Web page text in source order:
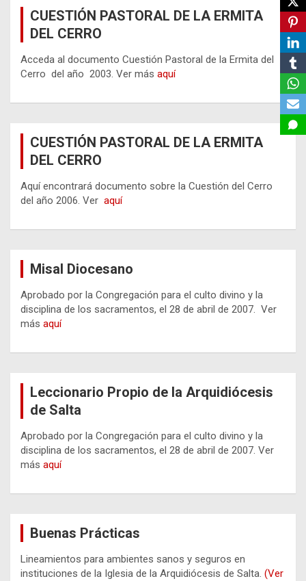
CUESTIÓN PASTORAL DE LA ERMITA
DEL CERRO
Acceda al documento Cuestión Pastoral de la Ermita del
Cerro del año 2003. Ver más aquí
CUESTIÓN PASTORAL DE LA ERMITA
DEL CERRO
Aquí encontrará documento sobre la Cuestión del Cerro
del año 2006. Ver aquí
Misal Diocesano
Aprobado por la Congregación para el culto divino y la
disciplina de los sacramentos, el 28 de abril de 2007. Ver
más aquí
Leccionario Propio de la Arquidiócesis
de Salta
Aprobado por la Congregación para el culto divino y la
disciplina de los sacramentos, el 28 de abril de 2007. Ver
más aquí
Buenas Prácticas
Lineamientos para ambientes sanos y seguros en
instituciones de la Iglesia de la Arquidiócesis de Salta. (Ver